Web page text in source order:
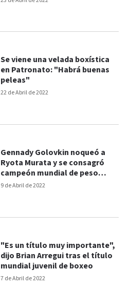
22 de Abril de 2022
Se viene una velada boxística
en Patronato: "Habrá buenas
peleas"
9 de Abril de 2022
Gennady Golovkin noqueó a
Ryota Murata y se consagró
campeón mundial de peso
mediano FIB y AMB
7 de Abril de 2022
"Es un título muy importante",
dijo Brian Arregui tras el título
mundial juvenil de boxeo